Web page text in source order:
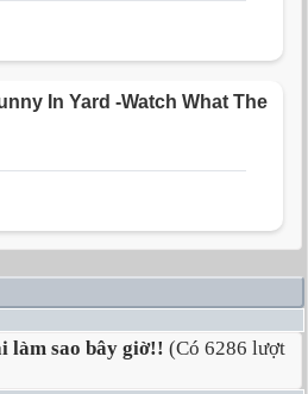
làm sao bây giờ!! (Có 6286 lượt